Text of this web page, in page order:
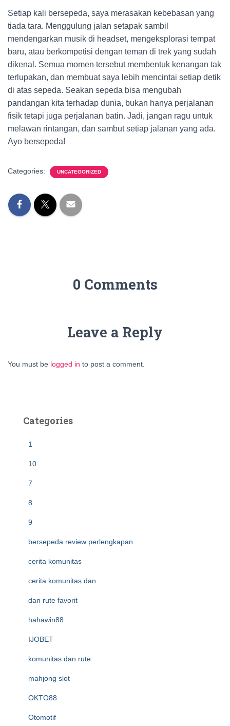
Setiap kali bersepeda, saya merasakan kebebasan yang
tiada tara. Menggulung jalan setapak sambil
mendengarkan musik di headset, mengeksplorasi tempat
baru, atau berkompetisi dengan teman di trek yang sudah
dikenal. Semua momen tersebut membentuk kenangan tak
terlupakan, dan membuat saya lebih mencintai setiap detik
di atas sepeda. Seakan sepeda bisa mengubah
pandangan kita terhadap dunia, bukan hanya perjalanan
fisik tetapi juga perjalanan batin. Jadi, jangan ragu untuk
melawan rintangan, dan sambut setiap jalanan yang ada.
Ayo bersepeda!
Categories: UNCATEGORIZED
0 Comments
Leave a Reply
You must be logged in to post a comment.
Categories
1
10
7
8
9
bersepeda review perlengkapan
cerita komunitas
cerita komunitas dan
dan rute favorit
hahawin88
IJOBET
komunitas dan rute
mahjong slot
OKTO88
Otomotif